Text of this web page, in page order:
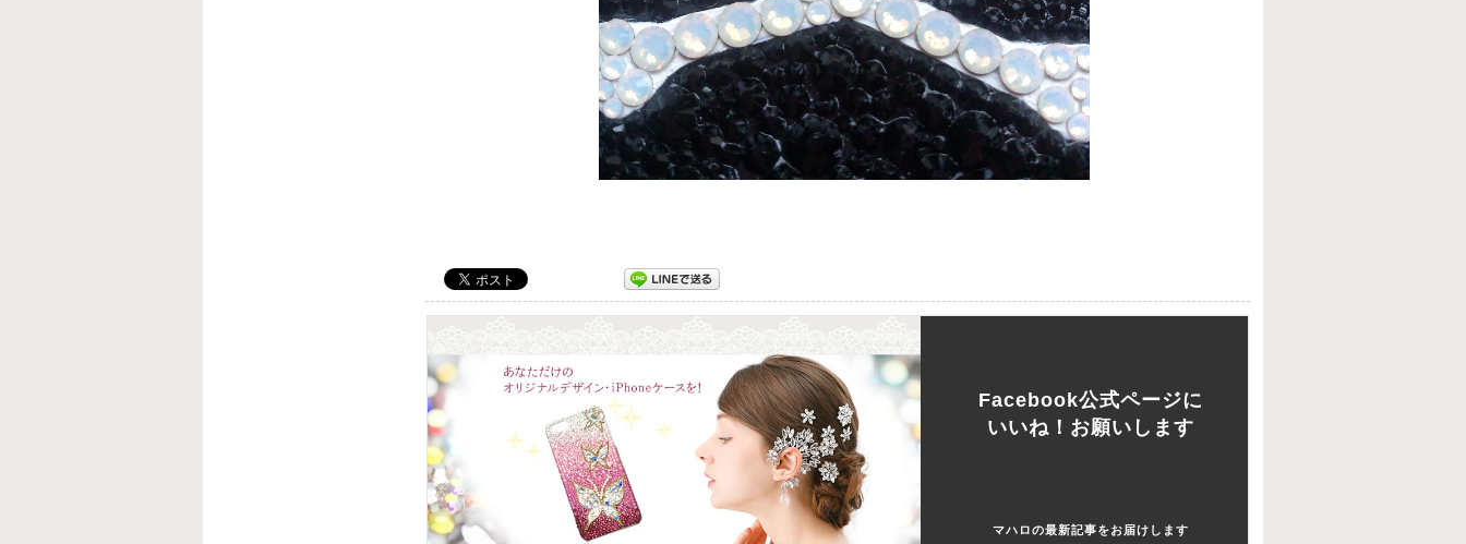
Facebook公式ページに
いいね！お願いします
マハロの最新記事をお届けします